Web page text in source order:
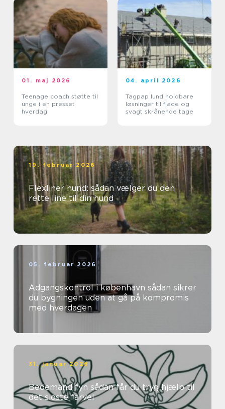
01. maj 2026
Teenage coach støtte til
unge i en presset
hverdag
04. april 2026
Tagpap lund holdbare
løsninger til flade og
svagt skrånende tage
19. februar 2026
Flexliner hund: sådan vælger du den
rette line til din hund
05. februar 2026
Adgangskontrol i københavn sådan sikrer
du bygningen uden at gå på kompromis
med hverdagen
31. januar 2026
Bedemand fyn sådan får du tryg hjælp til
det sidste farvel